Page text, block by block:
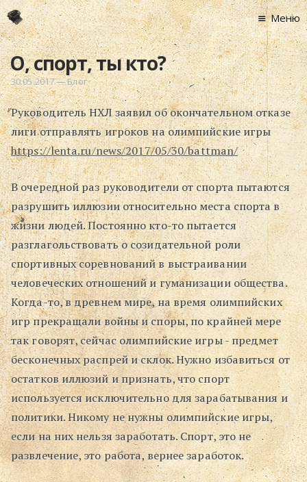
Главная
Новости
Графоманство
* Автотекст
*
* Хронограф
Арт-Рецензии
* Слушать
* Смотреть
* Читать
* По жизни
Блог
⋅
Поиск
Меню
О, спорт, ты кто?
30.05.2017—Блог
Руководитель НХЛ заявил об окончательном отказе
лиги отправлять игроков на олимпийские игры
https://lenta.ru/news/2017/05/30/battman/
В очередной раз руководители от спорта пытаются
разрушить иллюзии относительно места спорта в
жизни людей. Постоянно кто-то пытается
разглагольствовать о созидательной роли
спортивных соревнований в выстраивании
человеческих отношений и гуманизации общества.
Когда-то, в древнем мире, на время олимпийских
игр прекращали войны и споры, по крайней мере
так говорят, сейчас олимпийские игры - предмет
бесконечных распрей и склок. Нужно избавиться от
остатков иллюзий и признать, что спорт
используется исключительно для зарабатывания и
политики. Никому не нужны олимпийские игры,
если на них нельзя заработать. Спорт, это не
развлечение, это работа, вернее заработок.